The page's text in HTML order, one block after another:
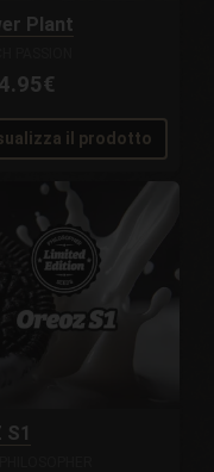
Plant
il prodotto
S1